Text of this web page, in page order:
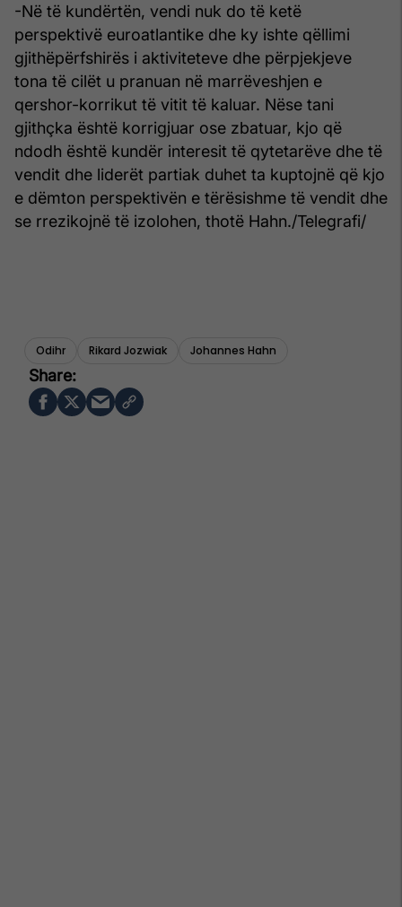
-Në të kundërtën, vendi nuk do të ketë
perspektivë euroatlantike dhe ky ishte qëllimi
gjithëpërfshirës i aktiviteteve dhe përpjekjeve
tona të cilët u pranuan në marrëveshjen e
qershor-korrikut të vitit të kaluar. Nëse tani
gjithçka është korrigjuar ose zbatuar, kjo që
ndodh është kundër interesit të qytetarëve dhe të
vendit dhe liderët partiak duhet ta kuptojnë që kjo
e dëmton perspektivën e tërësishme të vendit dhe
se rrezikojnë të izolohen, thotë Hahn./Telegrafi/
Odihr Rikard Jozwiak Johannes Hahn